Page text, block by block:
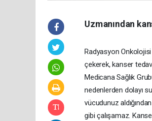
Uzmanından
Radyasyon
çekerek, kanser
Medicana Sağlık
nedenlerden dolayı
vücudunuz
gibi çalışamaz.